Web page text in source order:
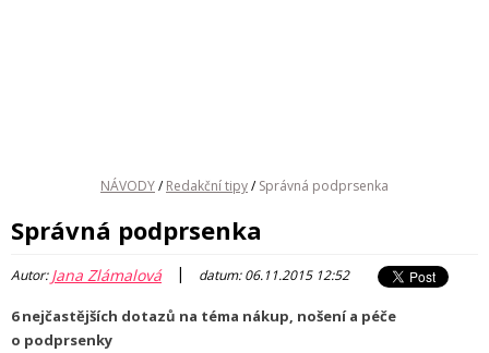
NÁVODY/ Redakční tipy/ Správná podprsenka
Správná podprsenka
Autor:Jana Zlámalová | datum: 06.11.2015 12:52
6 nejčastějších dotazů na téma nákup, nošení a péče
o podprsenky